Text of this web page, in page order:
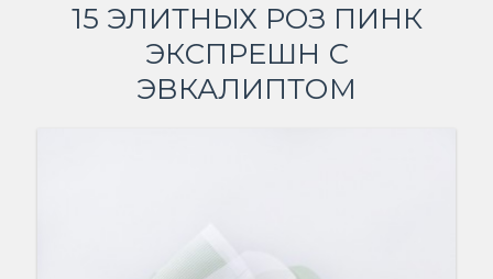
15 ЭЛИТНЫХ РОЗ ПИНК
ЭКСПРЕШН С
ЭВКАЛИПТОМ